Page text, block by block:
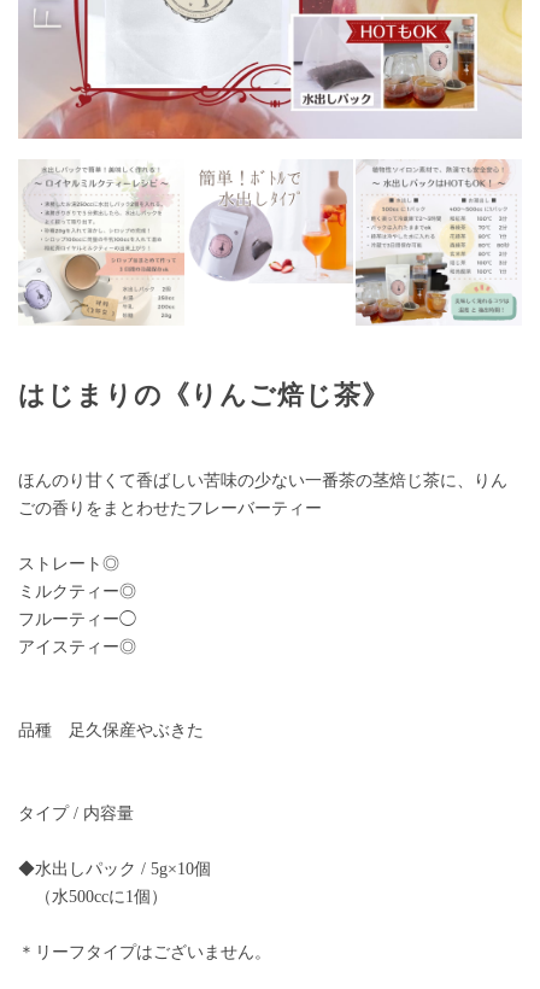
はじまりの《りんご焙じ茶》
ほんのり甘くて香ばしい苦味の少ない一番茶の茎焙じ茶に、りん
ごの香りをまとわせたフレーバーティー
ストレート◎
ミルクティー◎
フルーティー◯
アイスティー◎
品種 足久保産やぶきた
タイプ / 内容量
◆水出しパック / 5g×10個
（水500ccに1個）
＊リーフタイプはございません。